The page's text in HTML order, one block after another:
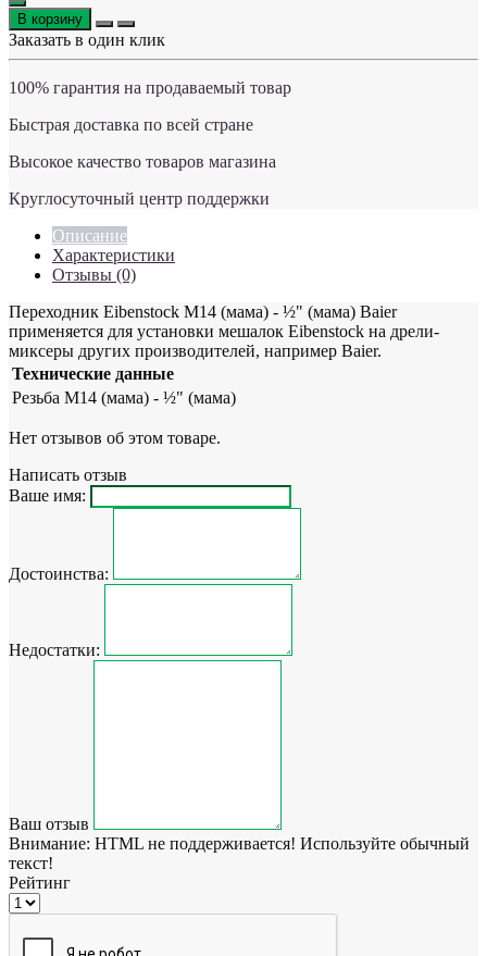
В корзину
Заказать в один клик
100% гарантия на продаваемый товар
Быстрая доставка по всей стране
Высокое качество товаров магазина
Круглосуточный центр поддержки
Описание
Характеристики
Отзывы (0)
Переходник Eibenstock M14 (мама) - ½" (мама) Baier
применяется для установки мешалок Eibenstock на дрели-
миксеры других производителей, например Baier.
Технические данные
Резьба M14 (мама) - ½" (мама)
Нет отзывов об этом товаре.
Написать отзыв
Ваше имя:
Достоинства:
Недостатки:
Ваш отзыв
Внимание: HTML не поддерживается! Используйте обычный
текст!
Рейтинг